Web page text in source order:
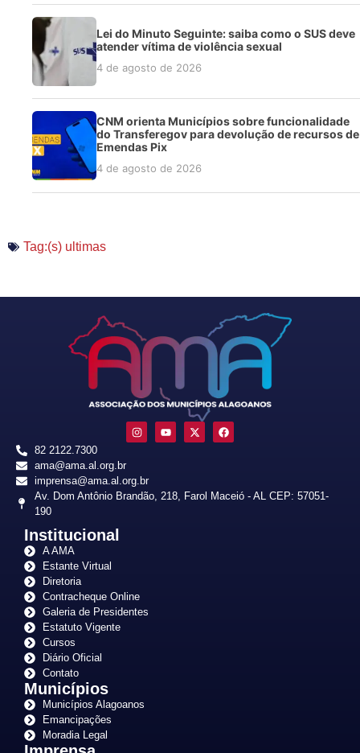
Lei do Minuto Seguinte: saiba como o SUS deve
atender vítima de violência sexual
4 de agosto de 2026
CNM orienta Municípios sobre funcionalidade
do Transferegov para devolução de recursos de
Emendas Pix
4 de agosto de 2026
Tag:(s) ultimas
82 2122.7300
ama@ama.al.org.br
imprensa@ama.al.org.br
Av. Dom Antônio Brandão, 218, Farol Maceió - AL CEP: 57051-
190
Institucional
A AMA
Estante Virtual
Diretoria
Contracheque Online
Galeria de Presidentes
Estatuto Vigente
Cursos
Diário Oficial
Contato
Municípios
Municípios Alagoanos
Emancipações
Moradia Legal